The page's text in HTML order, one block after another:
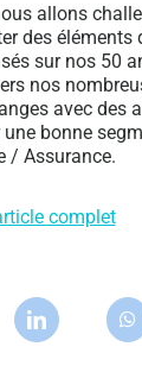
allons
des éléments
sur nos 50
nos
avec des
bonne
/ Assurance.
complet